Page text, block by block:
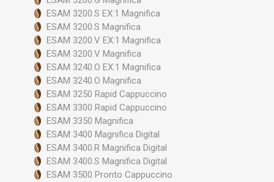
ESAM 3200.S EX:1 Magnifica
ESAM 3200.S Magnifica
ESAM 3200.V EX:1 Magnifica
ESAM 3200.V Magnifica
ESAM 3240.O EX:1 Magnifica
ESAM 3240.O Magnifica
ESAM 3250 Rapid Cappuccino
ESAM 3300 Rapid Cappuccino
ESAM 3350 Magnifica
ESAM 3400 Magnifica Digital
ESAM 3400.R Magnifica Digital
ESAM 3400.S Magnifica Digital
ESAM 3500 Pronto Cappuccino